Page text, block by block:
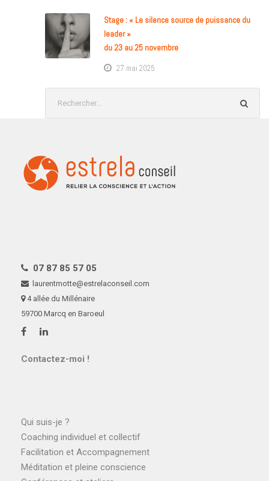
Stage : « Le silence source de puissance du
leader »
du 23 au 25 novembre
27 mai 2025
07 87 85 57 05
laurentmotte@estrelaconseil.com
4 allée du Millénaire
59700 Marcq en Baroeul
Contactez-moi !
Qui suis-je ?
Coaching individuel et collectif
Facilitation et Accompagnement
Méditation et pleine conscience